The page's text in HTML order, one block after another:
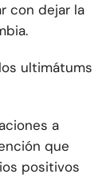
con dejar la
ultimátums
a
que
positivos